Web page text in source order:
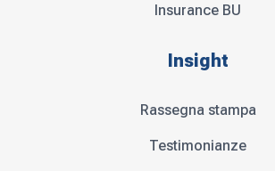
Insurance BU
Insight
Rassegna stampa
Testimonianze